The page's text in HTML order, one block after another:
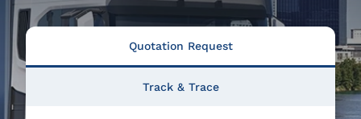
Quotation Request
Track & Trace